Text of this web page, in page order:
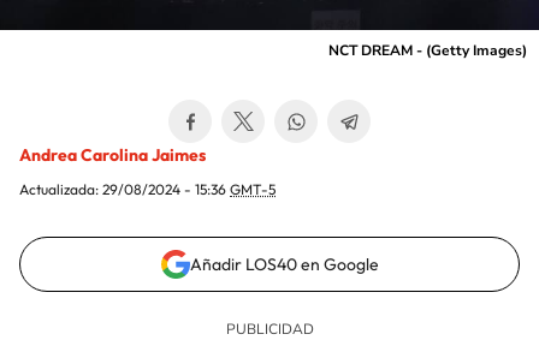
NCT DREAM - (Getty Images)
Andrea Carolina Jaimes
Actualizada: 29/08/2024 - 15:36 GMT-5
Añadir LOS40 en Google